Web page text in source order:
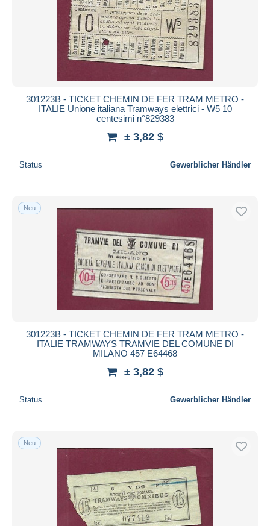
301223B - TICKET CHEMIN DE FER TRAM METRO -
ITALIE Unione italiana Tramways elettrici - W5 10
centesimi n°829383
± 3,82 $
Status Gewerblicher Händler
Neu
301223B - TICKET CHEMIN DE FER TRAM METRO -
ITALIE TRAMWAYS TRAMVIE DEL COMUNE DI
MILANO 457 E64468
± 3,82 $
Status Gewerblicher Händler
Neu